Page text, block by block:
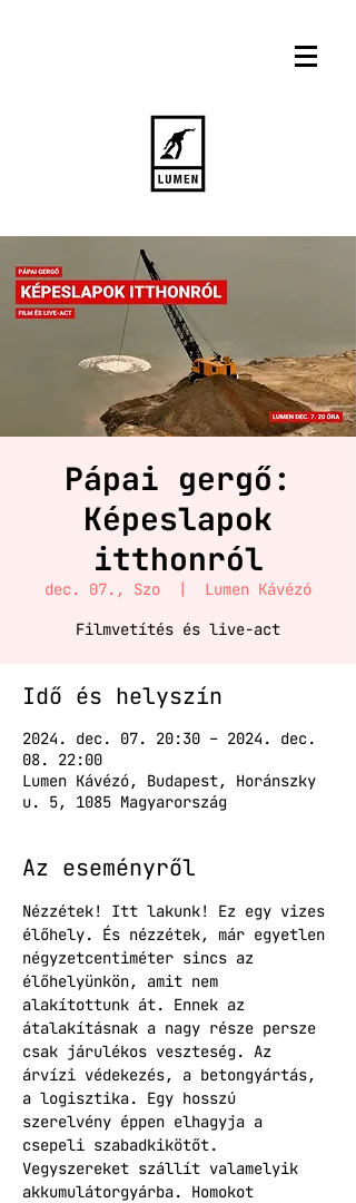
Pápai gergő:
Képeslapok
itthonról
dec. 07., Szo
  |
Lumen Kávézó
Filmvetítés és live-act
Idő és helyszín
2024. dec. 07. 20:30 – 2024. dec.
08. 22:00
Lumen Kávézó, Budapest, Horánszky
u. 5, 1085 Magyarország
Az eseményről
Nézzétek! Itt lakunk! Ez egy vizes
élőhely. És nézzétek, már egyetlen
négyzetcentiméter sincs az
élőhelyünkön, amit nem
alakítottunk át. Ennek az
átalakításnak a nagy része persze
csak járulékos veszteség. Az
árvízi védekezés, a betongyártás,
a logisztika. Egy hosszú
szerelvény éppen elhagyja a
csepeli szabadkikötőt.
Vegyszereket szállít valamelyik
akkumulátorgyárba. Homokot